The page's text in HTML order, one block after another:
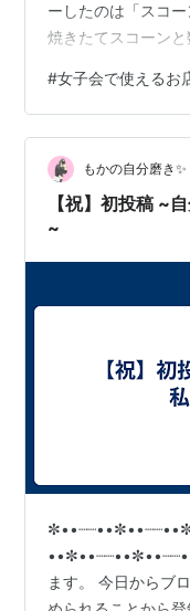
ーしたのは「スコ
焼きたてスコーン
内してくれます。
紙が置いてあり、
で、後々自分のお
ます。 スタッフさ
ーはないか確認し
ら…
#女子会で使えるお
もかの自分磨き✨️
【祝】初投稿 ~自分磨き！昨日の私より今日の私
~
ます。 今日からブ